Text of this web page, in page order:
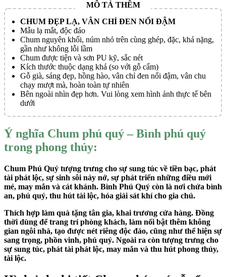
CHUM ĐẸP LẠ, VÂN CHỈ ĐEN NỔI ĐẬM
Mẫu lạ mắt, độc đáo
Chum nguyên khối, núm nhỏ trên cùng ghép, đặc, khá nặng,
gần như không lỗi lầm
Chum được tiện và sơn PU kỹ, sắc nét
Kích thước thuộc dạng khá (so với gỗ cẩm)
Gỗ già, sáng đẹp, hồng hào, vân chỉ đen nổi đậm, vân chu
chạy mượt mà, hoàn toàn tự nhiên
Bên ngoài nhìn đẹp hơn. Vui lòng xem hình ảnh thực tế bên
dưới
Ý nghĩa Chum phú quý – Bình phú quý
trong phong thủy:
Chum Phú Quý tượng trưng cho sự sung túc về tiền bạc, phát
tài phát lộc, sự sinh sôi nảy nở, sự phát triển những điều mới
mẻ, may mắn và cát khánh. Bình Phú Quý còn là nơi chứa bình
an, phú quý, thu hút tài lộc, hóa giải sát khí cho gia chủ.
Thích hợp làm quà tặng tân gia, khai trương cửa hàng. Đồng
thời dùng để trang trí phòng khách, làm nổi bật thêm không
gian ngôi nhà, tạo được nét riêng độc đáo, cũng như thể hiện sự
sang trọng, phồn vinh, phú quý. Ngoài ra còn tượng trưng cho
sự sung túc, phát tài phát lộc, may mắn và thu hút phong thủy,
tài lộc.